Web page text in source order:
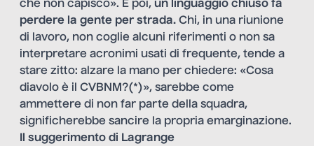
che non capisco». E poi, un linguaggio chiuso fa
perdere la gente per strada. Chi, in una riunione
di lavoro, non coglie alcuni riferimenti o non sa
interpretare acronimi usati di frequente, tende a
stare zitto: alzare la mano per chiedere: «Cosa
diavolo è il CVBNM?(*)», sarebbe come
ammettere di non far parte della squadra,
significherebbe sancire la propria emarginazione.
Il suggerimento di Lagrange